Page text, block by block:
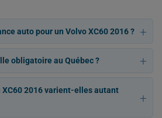
auto pour un Volvo XC60 2016 ?
obligatoire au Québec ?
XC60 2016 varient-elles autant